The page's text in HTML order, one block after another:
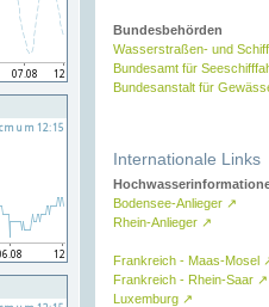
Bundesbehörden
Wasserstraßen- und
Bundesamt für
Bundesanstalt für
Internationale Links
Bodensee-Anlieger ↗
Rhein-Anlieger ↗
Frankreich - Maas-Mosel
Frankreich - Rhein-Saar ↗
Luxemburg ↗